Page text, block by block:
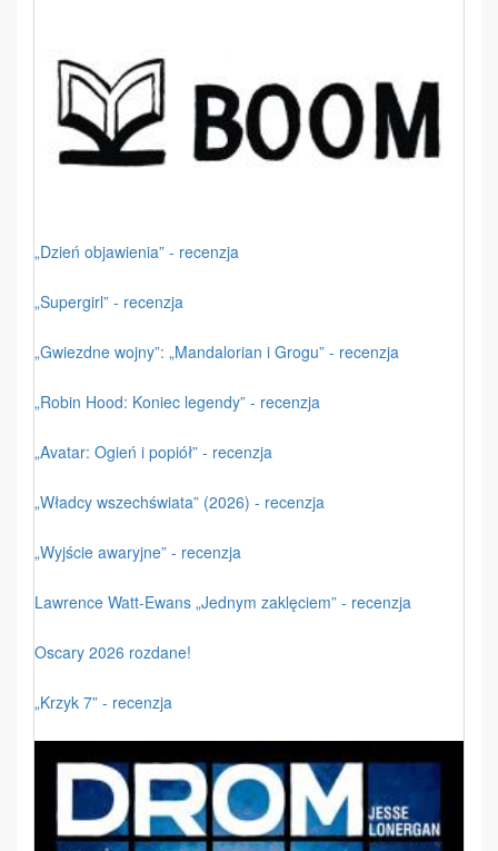
„Dzień objawienia” - recenzja
„Supergirl” - recenzja
„Gwiezdne wojny”: „Mandalorian i Grogu” - recenzja
„Robin Hood: Koniec legendy” - recenzja
„Avatar: Ogień i popiół” - recenzja
„Władcy wszechświata” (2026) - recenzja
„Wyjście awaryjne” - recenzja
Lawrence Watt-Ewans „Jednym zaklęciem” - recenzja
Oscary 2026 rozdane!
„Krzyk 7” - recenzja